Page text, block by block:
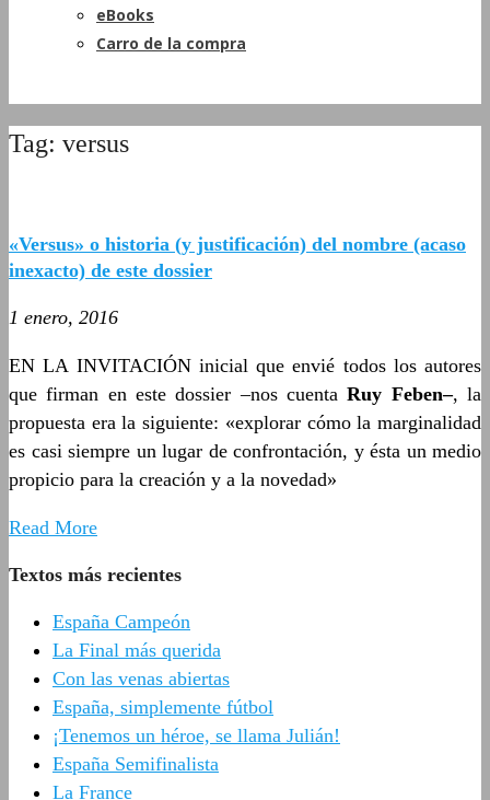
eBooks
Carro de la compra
Tag: versus
«Versus» o historia (y justificación) del nombre (acaso
inexacto) de este dossier
1 enero, 2016
EN LA INVITACIÓN inicial que envié todos los autores
que firman en este dossier –nos cuentaRuy Feben–, la
propuesta era la siguiente: «explorar cómo la marginalidad
es casi siempre un lugar de confrontación, y ésta un medio
propicio para la creación y a la novedad»
Read More
Textos más recientes
España Campeón
La Final más querida
Con las venas abiertas
España, simplemente fútbol
¡Tenemos un héroe, se llama Julián!
España Semifinalista
La France